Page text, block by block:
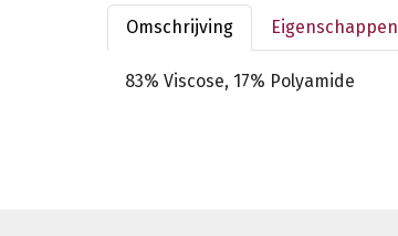
Omschrijving Eigenschappen
83% Viscose, 17% Polyamide